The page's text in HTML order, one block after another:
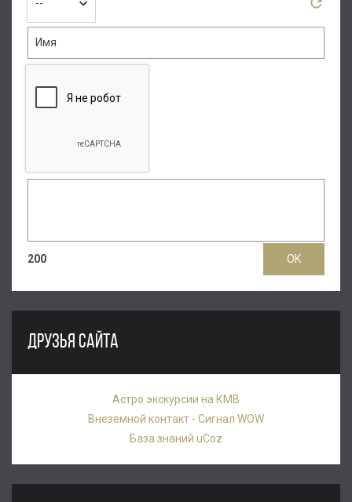
200
ДРУЗЬЯ САЙТА
Астро экскурсии на КМВ
Внеземной контакт - Сигнал WOW
База знаний uCoz